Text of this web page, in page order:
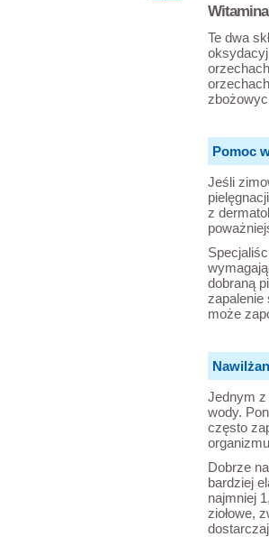
Te dwa
Pomoc
Jeśli
z
dobraną
zapalenie
może
Jednym z
wody.
często
Dobrze
bardziej
najmniej
ziołowe,